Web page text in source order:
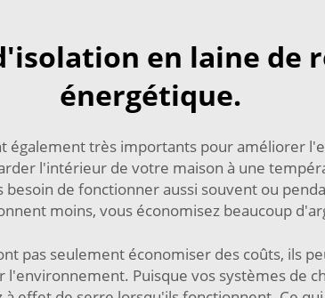
en laine de
énergétique.
également très importants pour améliorer
l'intérieur de votre maison à une
de fonctionner aussi souvent ou
moins, vous économisez beaucoup
pas seulement économiser des coûts, ils
Puisque vos systèmes de